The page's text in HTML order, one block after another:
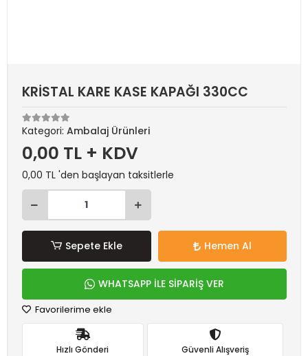
KRİSTAL KARE KASE KAPAĞI 330CC
Kategori: Ambalaj Ürünleri
0,00 TL + KDV
0,00 TL 'den başlayan taksitlerle
Sepete Ekle Hemen Al
WHATSAPP İLE SİPARİŞ VER
Favorilerime ekle
Hızlı Gönderi Güvenli Alışveriş